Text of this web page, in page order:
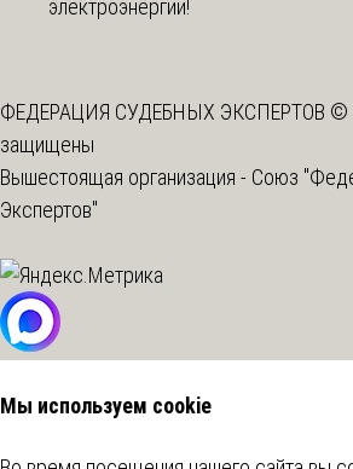
электроэнергии!
ФЕДЕРАЦИЯ СУДЕБНЫХ ЭКСПЕРТОВ ©
защищены
Вышестоящая организация - Союз
Экспертов"
Мы используем cookie